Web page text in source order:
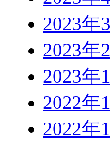
2023年
2023年
2023年
2022年
2022年